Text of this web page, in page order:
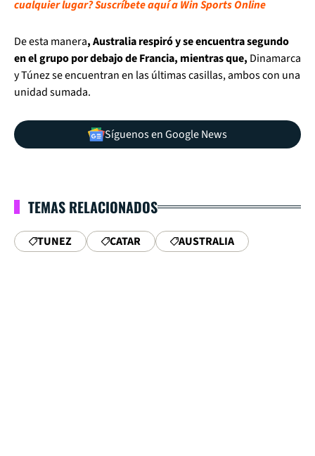
cualquier lugar? Suscríbete aquí a Win Sports Online
De esta manera, Australia respiró y se encuentra segundo
en el grupo por debajo de Francia, mientras que, Dinamarca
y Túnez se encuentran en las últimas casillas, ambos con una
unidad sumada.
Síguenos en Google News
TEMAS RELACIONADOS
TUNEZ CATAR AUSTRALIA